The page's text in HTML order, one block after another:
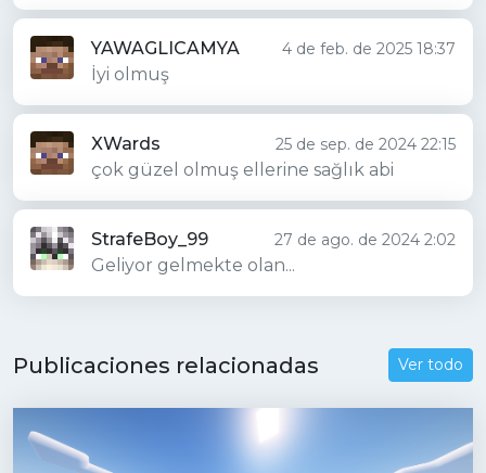
YAWAGLICAMYA 4 de feb. de 2025 18:37
İyi olmuş
XWards 25 de sep. de 2024 22:15
çok güzel olmuş ellerine sağlık abi
StrafeBoy_99 27 de ago. de 2024 2:02
Geliyor gelmekte olan...
Publicaciones relacionadas Ver todo